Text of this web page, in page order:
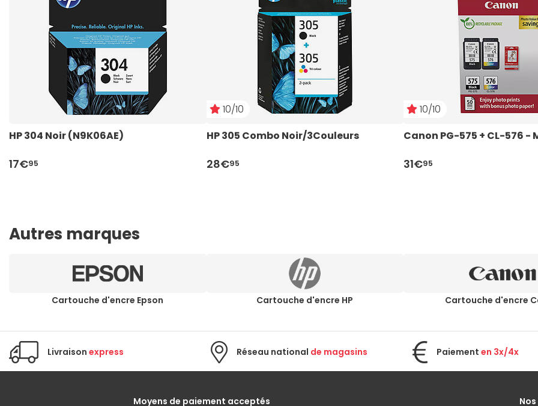
HP 304 Noir (N9K06AE)
17€95
10/10
HP 305 Combo Noir/3Couleurs
28€95
10/10
Canon PG-575 + CL-576
31€95
Autres marques
Cartouche d'encre Epson Cartouche d'encre HP Cartouche d'encre
Livraison express Réseau national de magasins Paiement en 3x/4x
Moyens de paiement acceptés